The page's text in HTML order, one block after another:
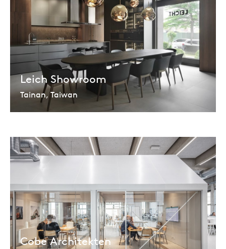
Leich Showroom
Tainan, Taiwan
Cobe Architekten